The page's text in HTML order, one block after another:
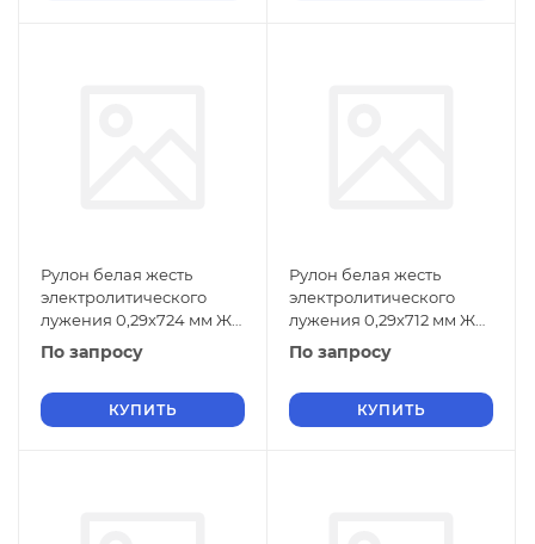
Рулон белая жесть
электролитического
лужения 0,29х724 мм ЖК
ГОСТ Р 52204-2004
По запросу
КУПИТЬ
Рулон белая жесть
электролитического
лужения 0,29х712 мм ЖК
ГОСТ Р 52204-2004
По запросу
КУПИТЬ